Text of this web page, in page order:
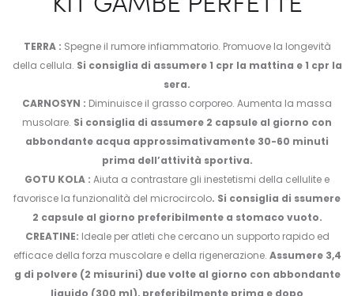
TERRA : Spegne il rumore infiammatorio. Promuove la longevità
della cellula. Si consiglia di assumere 1 cpr la mattina e 1 cpr la
sera.
CARNOSYN : Diminuisce il grasso corporeo. Aumenta la massa
musolare. Si consiglia di assumere 2 capsule al giorno con
abbondante acqua approssimativamente 30-60 minuti
prima dell’attività sportiva.
GOTU KOLA : Aiuta a contrastare gli inestetismi della cellulite e
favorisce la funzionalità del microcircolo. Si consiglia di ssumere
2 capsule al giorno preferibilmente a stomaco vuoto.
CREATINE: Ideale per atleti che cercano un supporto rapido ed
efficace della forza muscolare e della rigenerazione. Assumere 3,4
g di polvere (2 misurini) due volte al giorno con abbondante
liquido (300 ml), preferibilmente prima e dopo